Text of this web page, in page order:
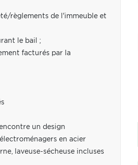
règlements de l'immeuble et
le bail ;
facturés par la
un design
en acier
laveuse-sécheuse incluses